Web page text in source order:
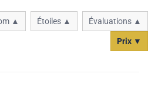
▲ Étoiles ▲ Évaluations ▲
Prix ▼